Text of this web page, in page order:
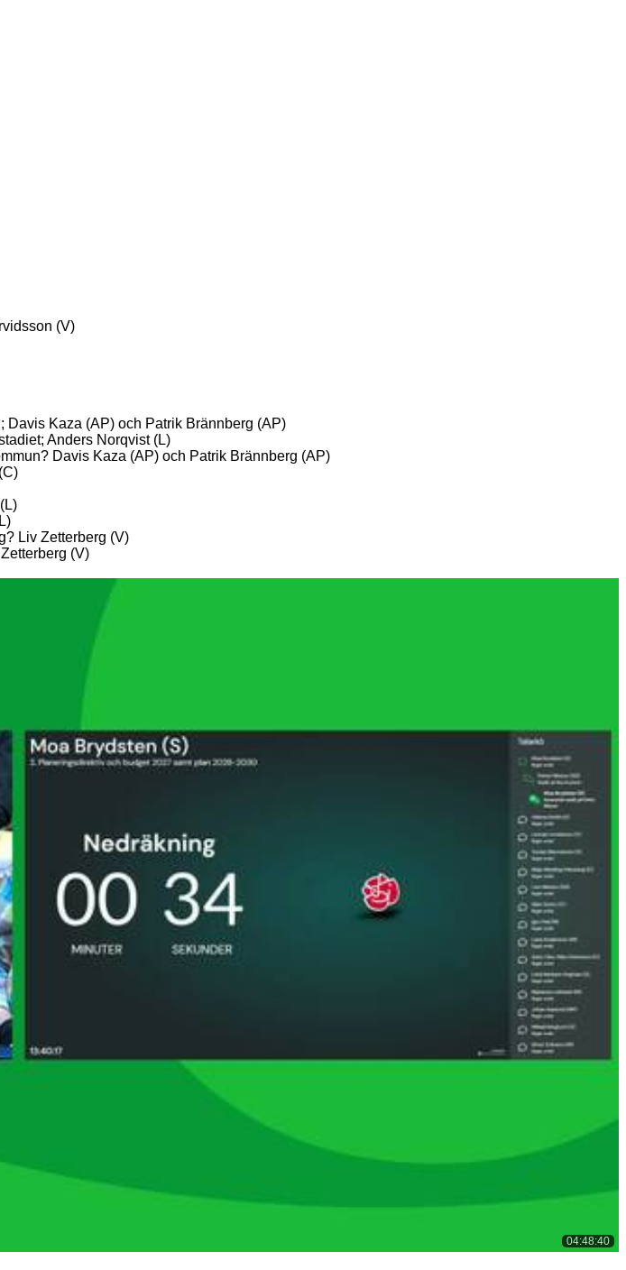
(V)
Davis Kaza (AP) och Patrik Brännberg (AP)
Anders Norqvist (L)
Davis Kaza (AP) och Patrik Brännberg (AP)
Liv Zetterberg (V)
(V)
04:48:40